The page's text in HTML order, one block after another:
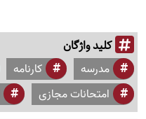
کلید واژگان
مدرسه کارنامه
امتحانات مجازی